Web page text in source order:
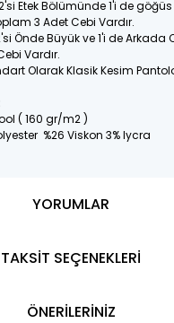
Etek Bölümünde 1'i de göğüs
3 Adet Cebi Vardır.
Önde Büyük ve 1'i de Arkada
Vardır.
Olarak Klasik Kesim
( 160 gr/m2 )
%26 Viskon 3% lycra
YORUMLAR
TAKSİT SEÇENEKLERİ
ÖNERİLERİNİZ